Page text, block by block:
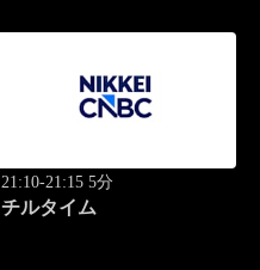
21:10-21:15 5分
チルタイム